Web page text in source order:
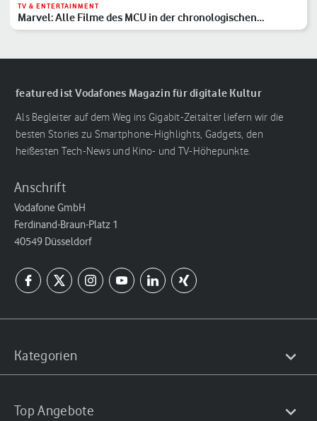
TV & ENTERTAINMENT
Marvel: Alle Filme des MCU in der chronologischen
Reihenfolge
featured ist Vodafones Magazin für digitale Kultur
Als Begleiter auf dem Weg ins Gigabit-Zeitalter liefern wir die
besten Stories zu Smartphone-Highlights, Gadgets, den
heißesten Tech-News und Kino- und TV-Höhepunkte.
Anschrift
Vodafone GmbH
Ferdinand-Braun-Platz 1
40549 Düsseldorf
Kategorien
Top Angebote